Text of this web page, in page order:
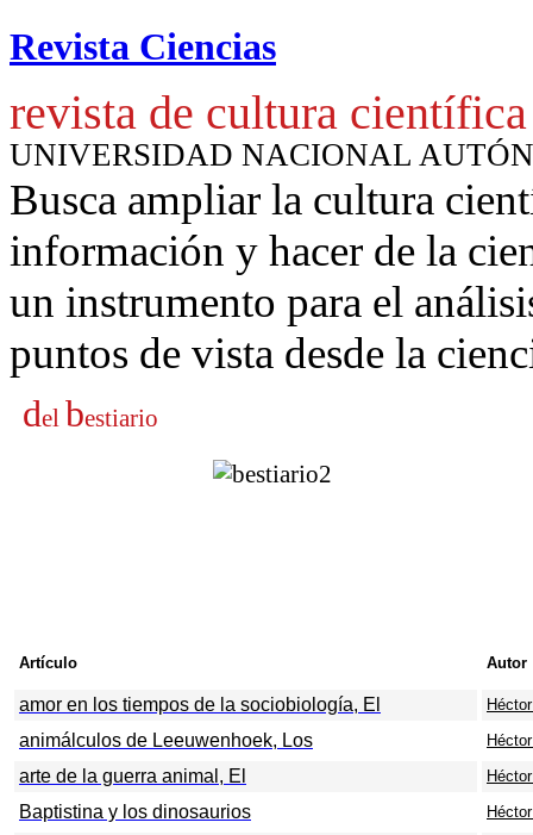
Revista Ciencias
revista de cultura científica
UNIVERSIDAD NACIONAL
Busca ampliar la cultura
información y hacer de la
un instrumento para el
puntos de vista desde la
del bestiario
Artículo Autor
amor en los tiempos de la sociobiología, El
animálculos de Leeuwenhoek, Los
arte de la guerra animal, El
Baptistina y los dinosaurios